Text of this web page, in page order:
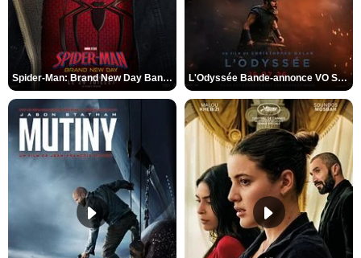
Spider-Man: Brand New Day Bande-annonce VO STFR L'Odyssée Bande-annonce VO STFR